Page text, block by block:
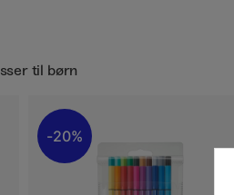
til børn
20%